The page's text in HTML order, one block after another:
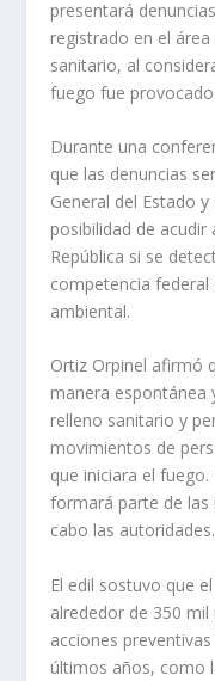
presentará
registrado en el
sanitario, al
fuego fue
Durante una
que las denuncias
General del Estado
posibilidad de acudir
República si se
competencia
ambiental.
Ortiz Orpinel afirmó
manera espontánea
relleno sanitario y
movimientos de
que iniciara el
formará parte de las
cabo las autoridades.
El edil sostuvo que
alrededor de 350
acciones
últimos años, como